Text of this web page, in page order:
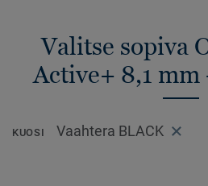
Valitse sopiva
Active+ 8,1 mm
KUOSI Vaahtera BLACK